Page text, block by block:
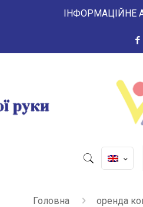
Головна оренда